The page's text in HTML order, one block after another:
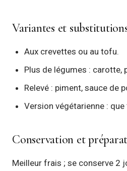
Variantes et
Aux crevettes ou au tofu.
Plus de légumes : carotte,
Relevé : piment, sauce de
Version végétarienne :
Conservation et
Meilleur frais ; se conserve 2